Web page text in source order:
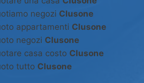
negozi Clusone
appartamenti Clusone
negozi Clusone
casa costo Clusone
tutto Clusone